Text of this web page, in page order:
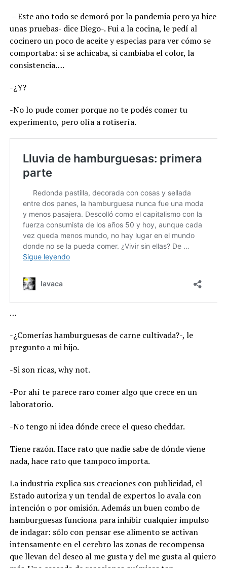
– Este año todo se demoró por la pandemia pero ya hice
unas pruebas- dice Diego-. Fui a la cocina, le pedí al
cocinero un poco de aceite y especias para ver cómo se
comportaba: si se achicaba, si cambiaba el color, la
consistencia….
-¿Y?
-No lo pude comer porque no te podés comer tu
experimento, pero olía a rotisería.
…
-¿Comerías hamburguesas de carne cultivada?-, le
pregunto a mi hijo.
-Si son ricas, why not.
-Por ahí te parece raro comer algo que crece en un
laboratorio.
-No tengo ni idea dónde crece el queso cheddar.
Tiene razón. Hace rato que nadie sabe de dónde viene
nada, hace rato que tampoco importa.
La industria explica sus creaciones con publicidad, el
Estado autoriza y un tendal de expertos lo avala con
intención o por omisión. Además un buen combo de
hamburguesas funciona para inhibir cualquier impulso
de indagar: sólo con pensar ese alimento se activan
intensamente en el cerebro las zonas de recompensa
que llevan del deseo al me gusta y del me gusta al quiero